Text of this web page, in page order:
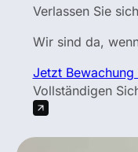
Verlassen Sie
Wir sind da,
Jetzt Bewachung
Vollständigen